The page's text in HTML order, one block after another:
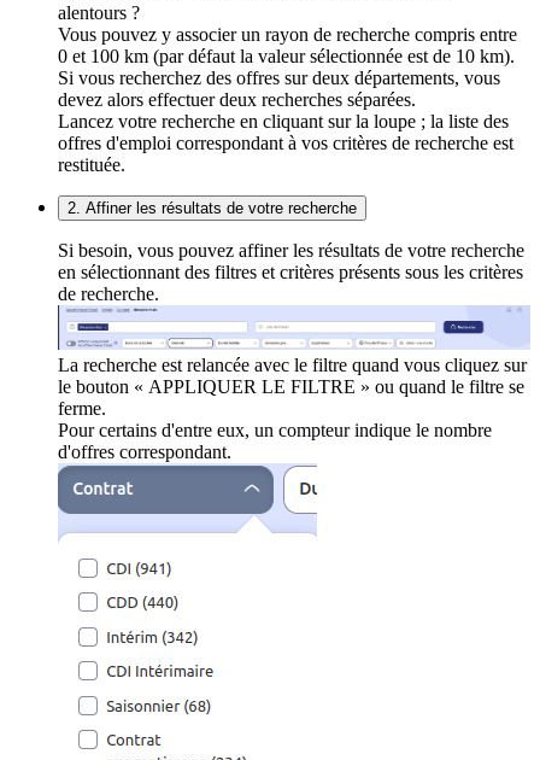
alentours ?
Vous pouvez y associer un rayon de recherche compris entre
0 et 100 km (par défaut la valeur sélectionnée est de 10 km).
Si vous recherchez des offres sur deux départements, vous
devez alors effectuer deux recherches séparées.
Lancez votre recherche en cliquant sur la loupe ; la liste des
offres d'emploi correspondant à vos critères de recherche est
restituée.
2. Affiner les résultats de votre recherche
Si besoin, vous pouvez affiner les résultats de votre recherche
en sélectionnant des filtres et critères présents sous les critères
de recherche.
La recherche est relancée avec le filtre quand vous cliquez sur
le bouton « APPLIQUER LE FILTRE » ou quand le filtre se
ferme.
Pour certains d'entre eux, un compteur indique le nombre
d'offres correspondant.